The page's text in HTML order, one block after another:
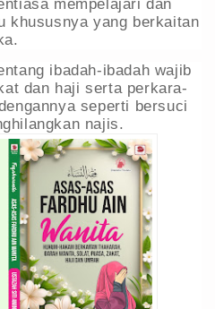
mempelajari dan
khususnya yang berkaitan
ibadah-ibadah wajib
dan haji serta perkara-
seperti bersuci
najis.